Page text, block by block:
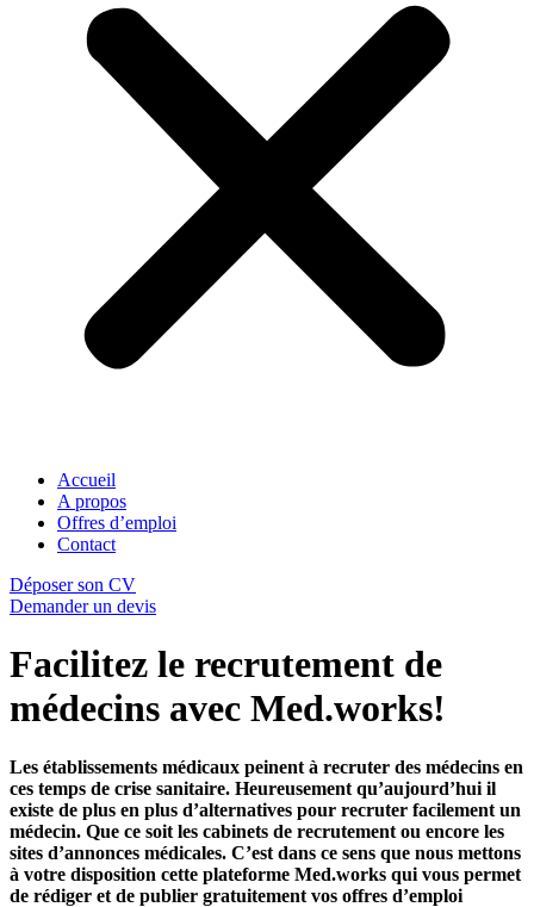
Accueil
A propos
Offres d’emploi
Contact
Déposer son CV
Demander un devis
Facilitez le recrutement de
médecins avec Med.works!
Les établissements médicaux peinent à recruter des médecins en
ces temps de crise sanitaire. Heureusement qu’aujourd’hui il
existe de plus en plus d’alternatives pour recruter facilement un
médecin. Que ce soit les cabinets de recrutement ou encore les
sites d’annonces médicales. C’est dans ce sens que nous mettons
à votre disposition cette plateforme Med.works qui vous permet
de rédiger et de publier gratuitement vos offres d’emploi